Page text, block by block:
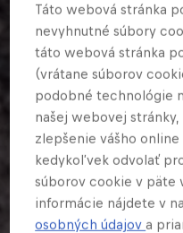
Táto webová stránka
nevyhnutné súbory
táto webová stránka
(vrátane súborov
podobné technológie
našej webovej
zlepšenie vášho online
kedykoľvek odvolať
súborov cookie v päte
informácie nájdete v
osobných údajova